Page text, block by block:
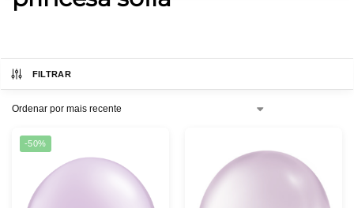
FILTRAR
-50%